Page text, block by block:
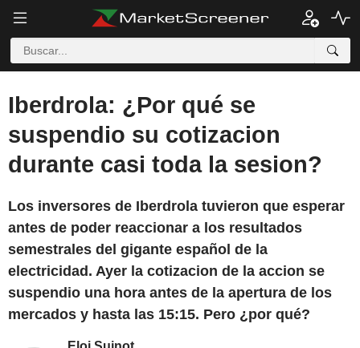
Iberdrola: ¿Por qué se
suspendio su cotizacion
durante casi toda la sesion?
Los inversores de Iberdrola tuvieron que esperar
antes de poder reaccionar a los resultados
semestrales del gigante español de la
electricidad. Ayer la cotizacion de la accion se
suspendio una hora antes de la apertura de los
mercados y hasta las 15:15. Pero ¿por qué?